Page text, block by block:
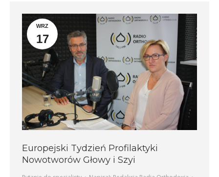
WRZ
17
Europejski Tydzień Profilaktyki
Nowotworów Głowy i Szyi